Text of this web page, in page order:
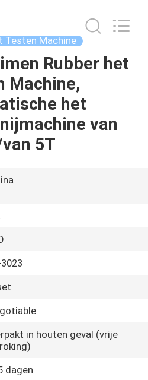
Testen Machine
Rubber het
Machine,
het
van
5T
in houten geval (vrije
dagen